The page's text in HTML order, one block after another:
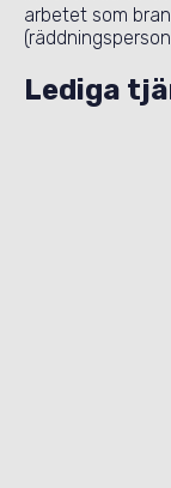
arbetet som
Lediga